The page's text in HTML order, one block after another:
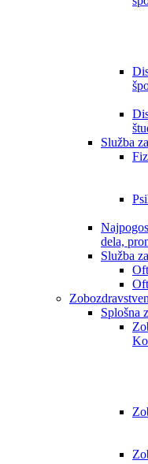
Služba
dela,
Služba
Splošna